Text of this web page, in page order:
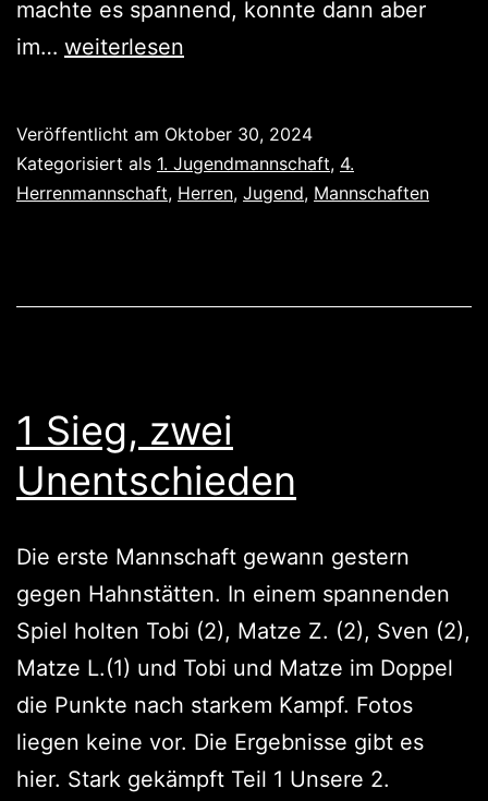
machte es spannend, konnte dann aber
im… Gegen
gegen
Grenzau
weiterlesen
Veröffentlicht am Oktober 30, 2024
Kategorisiert als 1. Jugendmannschaft, 4.
Herrenmannschaft, Herren, Jugend, Mannschaften
1 Sieg, zwei
Unentschieden
Die erste Mannschaft gewann gestern
gegen Hahnstätten. In einem spannenden
Spiel holten Tobi (2), Matze Z. (2), Sven (2),
Matze L.(1) und Tobi und Matze im Doppel
die Punkte nach starkem Kampf. Fotos
liegen keine vor. Die Ergebnisse gibt es
hier. Stark gekämpft Teil 1 Unsere 2.